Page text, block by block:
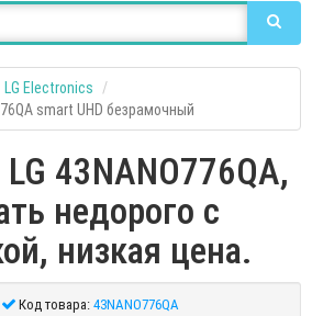
LG Electronics
smart UHD безрамочный
43NANO776QA,
недорого с
низкая цена.
Код товара: 43NANO776QA